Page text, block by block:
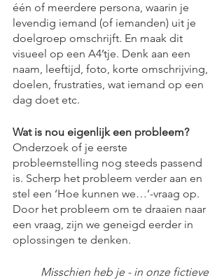
één of meerdere persona, waarin je
levendig iemand (of iemanden) uit je
doelgroep omschrijft. En maak dit
visueel op een A4’tje. Denk aan een
naam, leeftijd, foto, korte omschrijving,
doelen, frustraties, wat iemand op een
dag doet etc.
Wat is nou eigenlijk een probleem?
Onderzoek of je eerste
probleemstelling nog steeds passend
is. Scherp het probleem verder aan en
stel een ‘Hoe kunnen we…’-vraag op.
Door het probleem om te draaien naar
een vraag, zijn we geneigd eerder in
oplossingen te denken.
Misschien heb je - in onze fictieve